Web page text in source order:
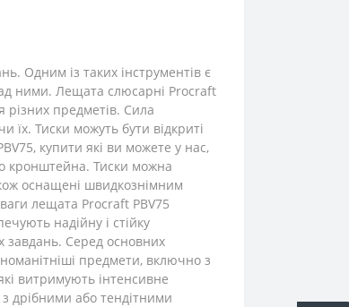
Одним із таких інструментів є
ними. Лещата слюсарні Procraft
предметів. Сила
Тиски можуть бути відкриті
купити які ви можете у нас,
кронштейна. Тиски можна
оснащені швидкознімним
лещата Procraft PBV75
надійну і стійку
завдань. Серед основних
предмети, включно з
витримують інтенсивне
дрібними або тендітними